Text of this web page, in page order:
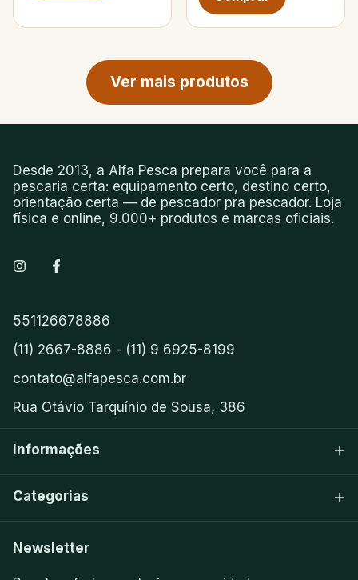
Ver mais produtos
Desde 2013, a Alfa Pesca prepara você para a
pescaria certa: equipamento certo, destino certo,
orientação certa — de pescador pra pescador. Loja
física e online, 9.000+ produtos e marcas oficiais.
551126678886
(11) 2667-8886 - (11) 9 6925-8199
contato@alfapesca.com.br
Rua Otávio Tarquínio de Sousa, 386
Informações
Categorias
Newsletter